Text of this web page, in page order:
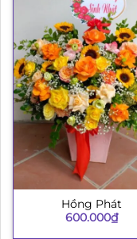
Hồng Phát
600.000₫